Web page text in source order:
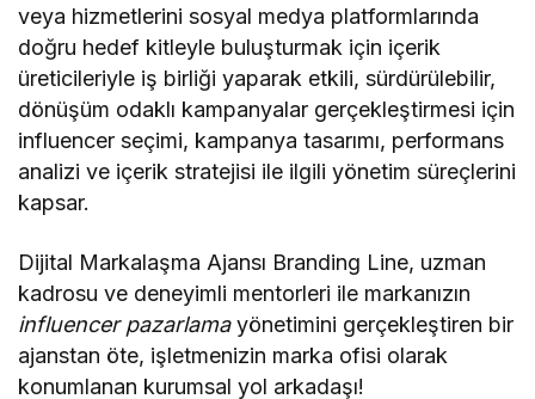
veya hizmetlerini sosyal medya platformlarında
doğru hedef kitleyle buluşturmak için içerik
üreticileriyle iş birliği yaparak etkili, sürdürülebilir,
dönüşüm odaklı kampanyalar gerçekleştirmesi için
influencer seçimi, kampanya tasarımı, performans
analizi ve içerik stratejisi ile ilgili yönetim süreçlerini
kapsar.
Dijital Markalaşma Ajansı Branding Line, uzman
kadrosu ve deneyimli mentorleri ile markanızın
influencer pazarlamayönetimini gerçekleştiren bir
ajanstan öte, işletmenizin marka ofisi olarak
konumlanan kurumsal yol arkadaşı!